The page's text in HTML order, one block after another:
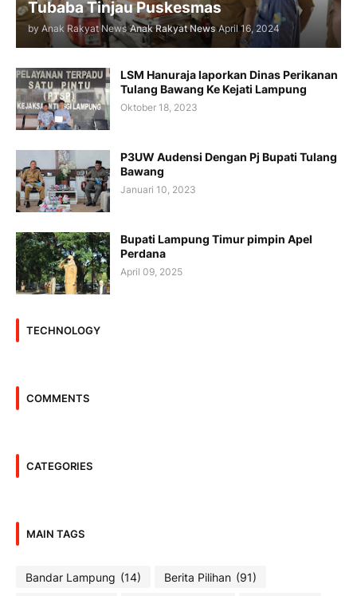
Tubaba Tinjau Puskesmas
by Anak Rakyat News Anak Rakyat News April 16, 2024
LSM Hanuraja laporkan Dinas Perikanan
Tulang Bawang Ke Kejati Lampung
Oktober 18, 2023
P3UW Audensi Dengan Pj Bupati Tulang
Bawang
Januari 10, 2023
Bupati Lampung Timur pimpin Apel
Perdana
April 09, 2025
TECHNOLOGY
COMMENTS
CATEGORIES
MAIN TAGS
Bandar Lampung (14) Berita Pilihan (91)